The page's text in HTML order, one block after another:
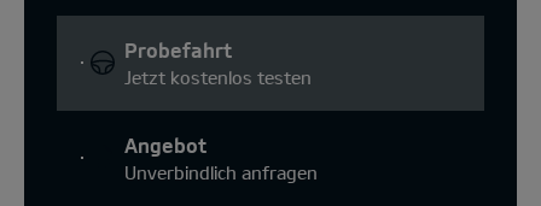
Probefahrt
Jetzt kostenlos testen
Angebot
Unverbindlich anfragen